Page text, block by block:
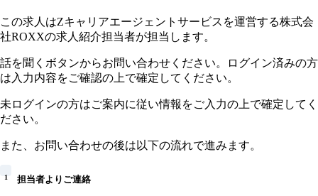
この求人はZキャリアエージェントサービスを運営する株式会
社ROXXの求人紹介担当者が担当します。
話を聞くボタンからお問い合わせください。ログイン済みの方
は入力内容をご確認の上で確定してください。
未ログインの方はご案内に従い情報をご入力の上で確定してく
ださい。
また、お問い合わせの後は以下の流れで進みます。
1 担当者よりご連絡